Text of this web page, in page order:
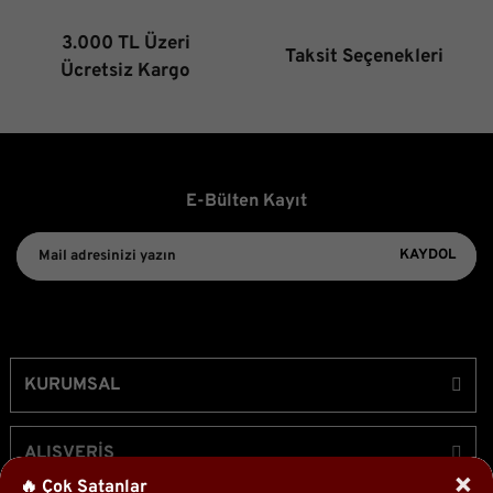
🔥 Çok Satanlar
3.000 TL Üzeri
Ücretsiz Kargo
Taksit Seçenekleri
E-Bülten Kayıt
KAYDOL
KURUMSAL
ALIŞVERİŞ